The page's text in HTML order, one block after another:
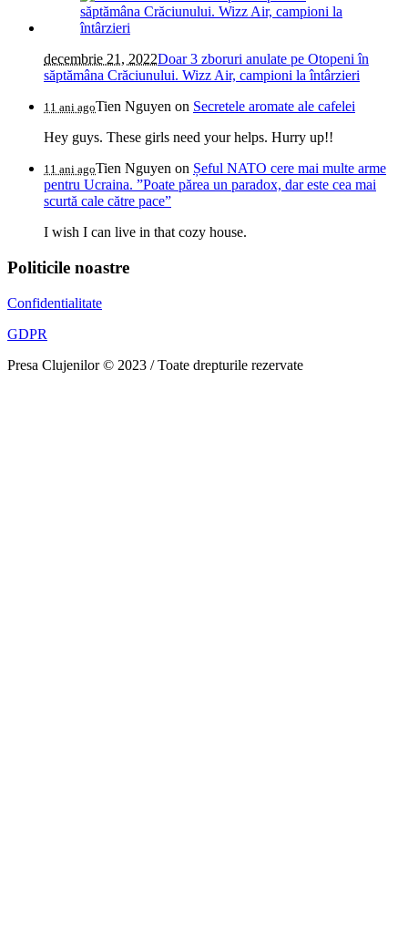
decembrie 21, 2022Doar 3 zboruri anulate pe Otopeni în
săptămâna Crăciunului. Wizz Air, campioni la întârzieri
11 ani agoTien Nguyen on Secretele aromate ale cafelei
Hey guys. These girls need your helps. Hurry up!!
11 ani agoTien Nguyen on Șeful NATO cere mai multe arme
pentru Ucraina. ”Poate părea un paradox, dar este cea mai
scurtă cale către pace”
I wish I can live in that cozy house.
Politicile noastre
Confidentialitate
GDPR
Presa Clujenilor © 2023 / Toate drepturile rezervate